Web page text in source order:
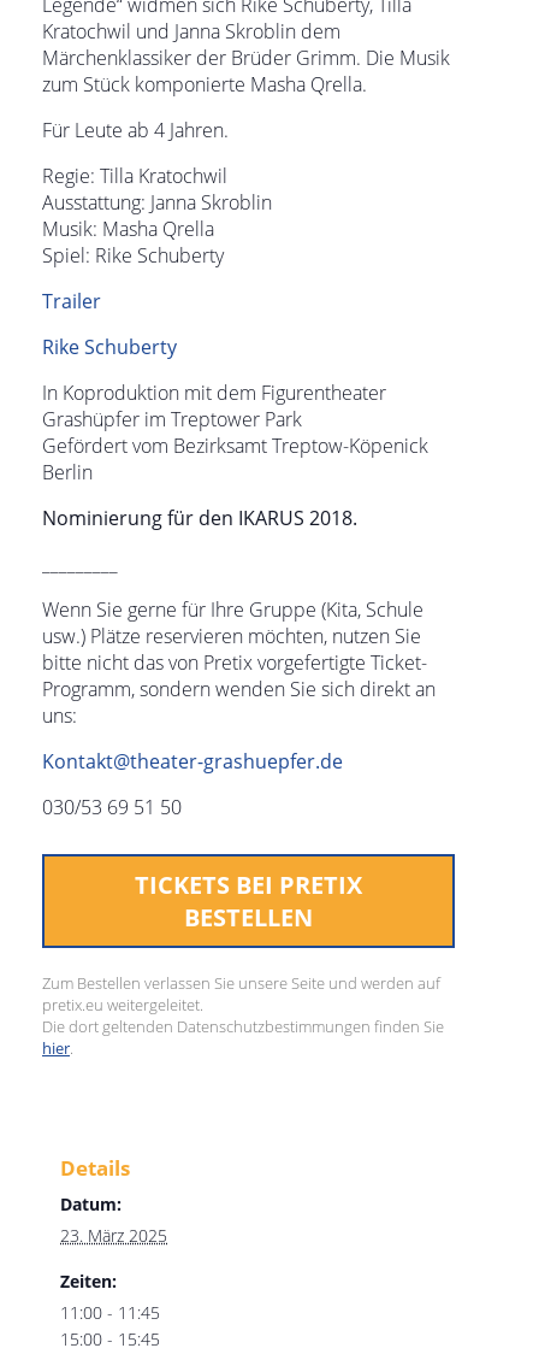
Kratochwil und Janna Skroblin dem
Märchenklassiker der Brüder Grimm. Die Musik
zum Stück komponierte Masha Qrella.
Für Leute ab 4 Jahren.
Regie: Tilla Kratochwil
Ausstattung: Janna Skroblin
Musik: Masha Qrella
Spiel: Rike Schuberty
Trailer
Rike Schuberty
In Koproduktion mit dem Figurentheater
Grashüpfer im Treptower Park
Gefördert vom Bezirksamt Treptow-Köpenick
Berlin
Nominierung für den IKARUS 2018.
Wenn Sie gerne für Ihre Gruppe (Kita, Schule
usw.) Plätze reservieren möchten, nutzen Sie
bitte nicht das von Pretix vorgefertigte Ticket-
Programm, sondern wenden Sie sich direkt an
uns:
Kontakt@theater-grashuepfer.de
030/53 69 51 50
TICKETS BEI PRETIX
BESTELLEN
Zum Bestellen verlassen Sie unsere Seite und werden auf
pretix.eu weitergeleitet.
Die dort geltenden Datenschutzbestimmungen finden Sie
hier.
Details
Datum:
23. März 2025
Zeiten:
11:00 - 11:45
15:00 - 15:45